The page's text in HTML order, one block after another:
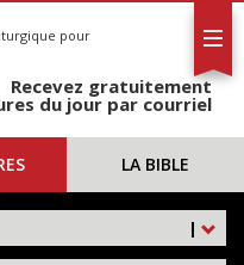
pour
Recevez gratuitement
du jour par courriel
LA BIBLE
|